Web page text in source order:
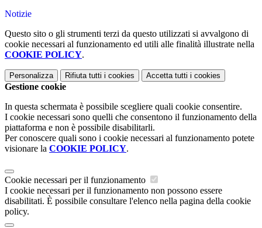
Notizie
Questo sito o gli strumenti terzi da questo utilizzati si avvalgono di
cookie necessari al funzionamento ed utili alle finalità illustrate nella
COOKIE POLICY.
Personalizza Rifiuta tutti i cookies Accetta tutti i cookies
Gestione cookie
In questa schermata è possibile scegliere quali cookie consentire.
I cookie necessari sono quelli che consentono il funzionamento della
piattaforma e non è possibile disabilitarli.
Per conoscere quali sono i cookie necessari al funzionamento potete
visionare la COOKIE POLICY.
Cookie necessari per il funzionamento
I cookie necessari per il funzionamento non possono essere
disabilitati. È possibile consultare l'elenco nella pagina della cookie
policy.